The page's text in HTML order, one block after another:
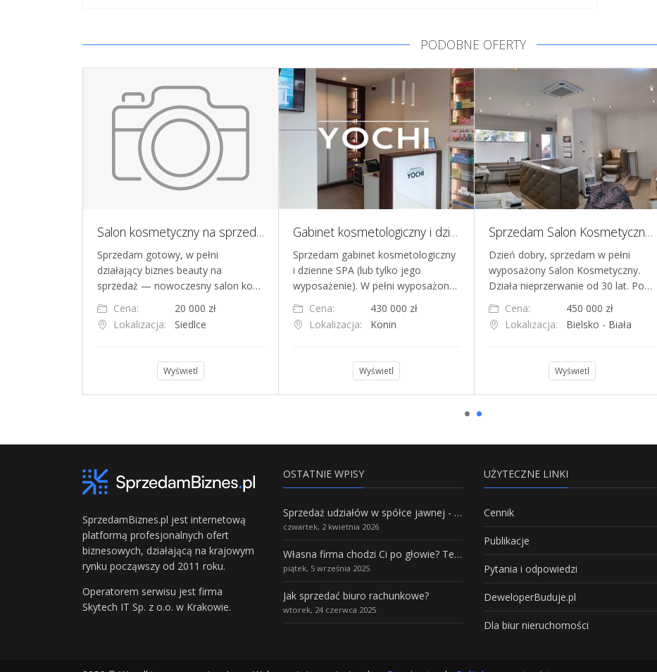
PODOBNE OFERTY
Salon kosmetyczny na sprzedaż Siedlce - gotowy biznes beauty w centrum, duża baza klientów
Sprzedam gotowy, w pełni
działający biznes beauty na
sprzedaż — nowoczesny salon ko…
Cena:
20 000 zł
Lokalizacja:
Siedlce
Wyświetl
Gabinet kosmetologiczny i dzienne SPA
Sprzedam gabinet kosmetologiczny
i dzienne SPA (lub tylko jego
wyposażenie). W pełni wyposażon…
Cena:
430 000 zł
Lokalizacja:
Konin
Wyświetl
Sprzedam Salon Kosmetyczny ul. Trzech Diamentów 2
Dzień dobry, sprzedam w pełni
wyposażony Salon Kosmetyczny.
Działa nieprzerwanie od 30 lat. Po…
Cena:
450 000 zł
Lokalizacja:
Bielsko - Biała
Wyświetl
SprzedamBiznes.pl jest internetową
platformą profesjonalnych ofert
biznesowych, działającą na krajowym
rynku począwszy od 2011 roku.
Operatorem serwisu jest firma
Skytech IT Sp. z o.o. w Krakowie.
OSTATNIE WPISY
Sprzedaż udziałów w spółce jawnej - Wszystko, co trzeba wiedzieć.
czwartek, 2 kwietnia 2026
Własna firma chodzi Ci po głowie? Te branże mają największy potencjał rozwoju
piątek, 5 września 2025
Jak sprzedać biuro rachunkowe?
wtorek, 24 czerwca 2025
UŻYTECZNE LINKI
Cennik
Publikacje
Pytania i odpowiedzi
DeweloperBuduje.pl
Dla biur nieruchomości